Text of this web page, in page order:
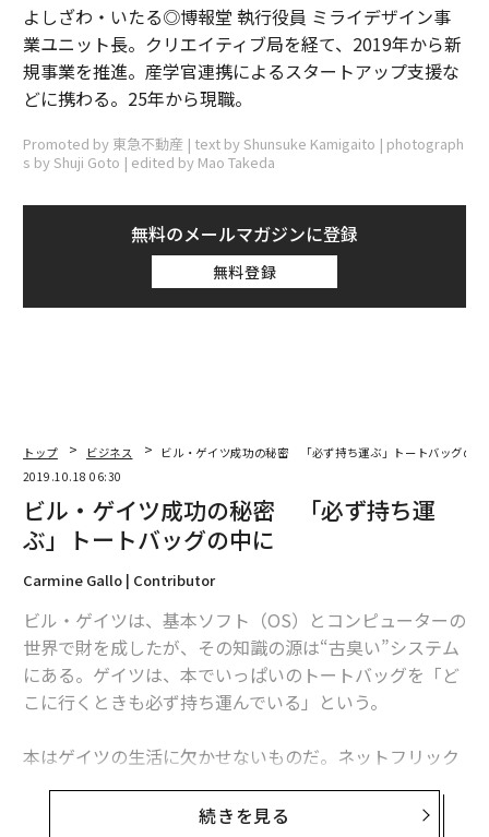
よしざわ・いたる◎博報堂 執行役員 ミライデザイン事
業ユニット長。クリエイティブ局を経て、2019年から新
規事業を推進。産学官連携によるスタートアップ支援な
どに携わる。25年から現職。
Promoted by 東急不動産 | text by Shunsuke Kamigaito | photograph
s by Shuji Goto | edited by Mao Takeda
無料のメールマガジンに登録
無料登録
トップ ビジネス
ビル・ゲイツ成功の秘密 「必ず持ち運ぶ」トートバッグの中
2019.10.18 06:30
ビル・ゲイツ成功の秘密 「必ず持ち運
ぶ」トートバッグの中に
Carmine Gallo | Contributor
ビル・ゲイツは、基本ソフト（OS）とコンピューターの
世界で財を成したが、その知識の源は“古臭い”システム
にある。ゲイツは、本でいっぱいのトートバッグを「ど
こに行くときも必ず持ち運んでいる」という。
本はゲイツの生活に欠かせないものだ。ネットフリック
スの新ドキュメンタリー番組シリーズ『天才の頭の中:
ビル・ゲイツを解読する』では、このトートバッグが繰
続きを見る